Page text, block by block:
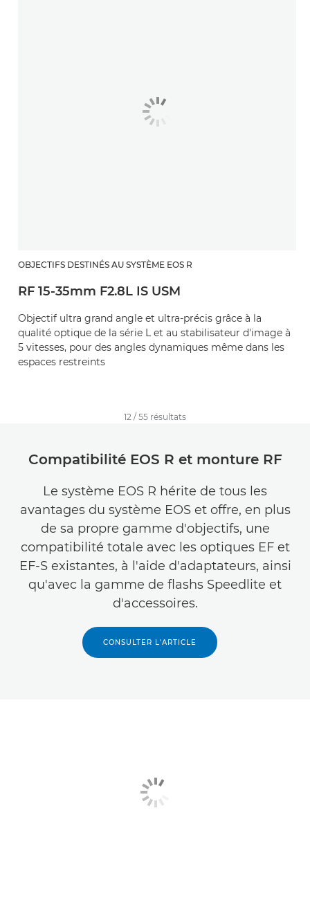
OBJECTIFS DESTINÉS AU SYSTÈME EOS R
RF 15-35mm F2.8L IS USM
Objectif ultra grand angle et ultra-précis grâce à la
qualité optique de la série L et au stabilisateur d'image à
5 vitesses, pour des angles dynamiques même dans les
espaces restreints
12 / 55 résultats
Compatibilité EOS R et monture RF
Le système EOS R hérite de tous les
avantages du système EOS et offre, en plus
de sa propre gamme d'objectifs, une
compatibilité totale avec les optiques EF et
EF-S existantes, à l'aide d'adaptateurs, ainsi
qu'avec la gamme de flashs Speedlite et
d'accessoires.
CONSULTER L'ARTICLE